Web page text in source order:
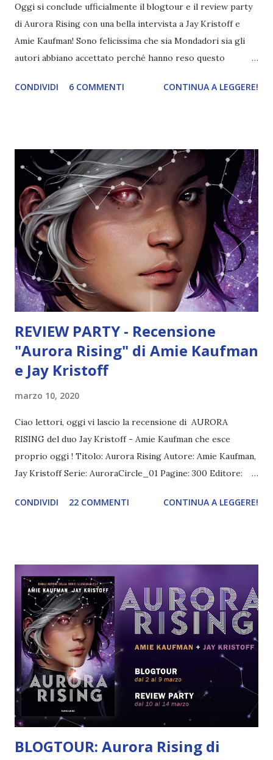
Oggi si conclude ufficialmente il blogtour e il review party
di Aurora Rising con una bella intervista a Jay Kristoff e
Amie Kaufman! Sono felicissima che sia Mondadori sia gli
autori abbiano accettato perché hanno reso questo
le risposte alle mie domande, mentre da Anima in Penna e
a 16,91€ È l'anno 2380 e ai cadetti dell'ultimo anno
dell'Aurora Academy sta per essere affidata la prima vera
missione. L'allievo migliore della scuola, Tyler Jones, sa che,
proprio in virtù della sua eccellenza, gli verrà concesso di
comporre a suo piacimento la propria crew e per questo
sogna già di reclutare la squadra perfetta. Peccato che, a
causa del suo voler fare l'eroe a tutti i costi, come
punizione gli vengano assegnati d'ufficio i cad...
CONDIVIDI 6 COMMENTI CONTINUA A LEGGERE!
REVIEW PARTY - Recensione
"Aurora Rising" di Amie Kaufman
e Jay Kristoff
marzo 10, 2020
Ciao lettori, oggi vi lascio la recensione di AURORA
RISING del duo Jay Kristoff - Amie Kaufman che esce
proprio oggi ! Titolo: Aurora Rising Autore: Amie Kaufman,
Jay Kristoff Serie: AuroraCircle_01 Pagine: 300 Editore:
dell'ultimo anno dell'Aurora Academy sta per essere affidata
per questo sogna già di reclutare la squadra perfetta.
Peccato che, a causa del suo voler fare l'eroe a tutti i costi,
come punizione gli vengano assegnati d'ufficio i cadetti
scartati da tutti gli altri compagni. Il dramma è che non è
nemmeno questo il problema principale di Ty, dato che,
dopo aver risvegliato da un sonno che durava duecento
anni Aurora Jie-Lin O'Malley, scopre che proprio lei
potrebbe innescare una guerra millenaria...
CONDIVIDI 22 COMMENTI CONTINUA A LEGGERE!
BLOGTOUR: Aurora Rising di